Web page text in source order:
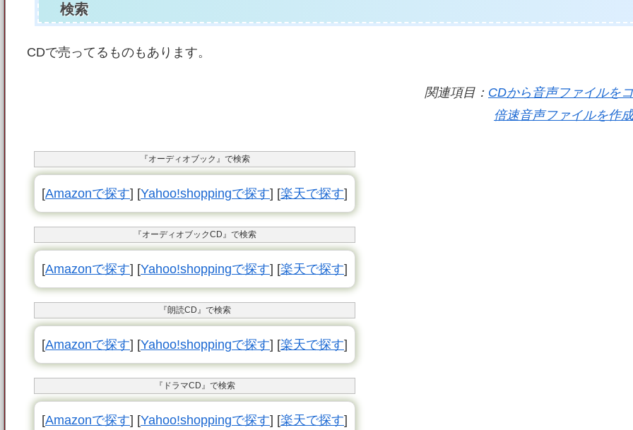
検索
CDで売ってるものもあります。
関連項目： CDから音声ファイルを
倍速音声ファイルを作
『オーディオブック』で検索
[Amazonで探す] [Yahoo!shoppingで探す] [楽天で探す]
『オーディオブックCD』で検索
[Amazonで探す] [Yahoo!shoppingで探す] [楽天で探す]
『朗読CD』で検索
[Amazonで探す] [Yahoo!shoppingで探す] [楽天で探す]
『ドラマCD』で検索
[Amazonで探す] [Yahoo!shoppingで探す] [楽天で探す]